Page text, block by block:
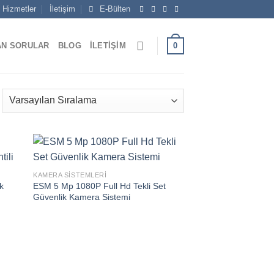
Hizmetler İletişim E-Bülten
SORULAR BLOG İLETIŞIM 0
KAMERA SISTEMLERI
ESM 5 Mp 1080P Full Hd Tekli Set
Güvenlik Kamera Sistemi